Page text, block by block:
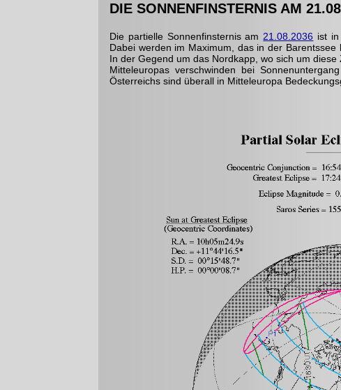
DIE SONNENFINSTERNIS AM
Die partielle Sonnenfinsternis am 21.08.2036 ist
Dabei werden im Maximum, das in der
In der Gegend um das Nordkapp, wo sich um
Mitteleuropas verschwinden bei
Österreichs sind überall in Mitteleuropa